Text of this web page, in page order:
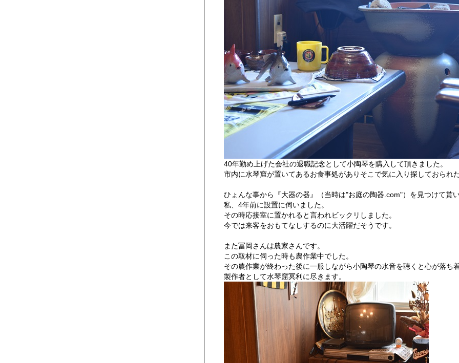
40年勤め上げた会社の退職記念として小陶琴を購入して頂きました。
市内に水琴窟が置いてあるお食事処がありそこで気に入り探しておられた
ひょんな事から『大器の器』（当時は"お庭の陶器.com"）を見つけて貰
私、4年前に設置に伺いました。
その時応接室に置かれると言われビックリしました。
今では来客をおもてなしするのに大活躍だそうです。
また冨岡さんは農家さんです。
この取材に伺った時も農作業中でした。
その農作業が終わった後に一服しながら小陶琴の水音を聴くと心が落ち
製作者として水琴窟冥利に尽きます。